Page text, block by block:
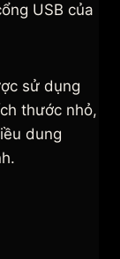
USB của
sử dụng
thước nhỏ,
dung